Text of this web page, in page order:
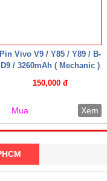
Pin Vivo V9 / Y85 / Y89 / B-
D9 / 3260mAh ( Mechanic )
150,000 đ
Mua Xem